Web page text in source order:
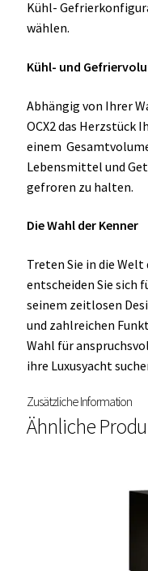
Kühl-
wählen.
Kühl- und
Abhängig von Ihrer
OCX2 das Herzstück
einem
Lebensmittel und
gefroren zu halten.
Die Wahl der Kenner
Treten Sie in die
entscheiden Sie sich
seinem zeitlosen
und zahlreichen
Wahl für
ihre Luxusyacht
Zusätzliche Information
Ähnliche